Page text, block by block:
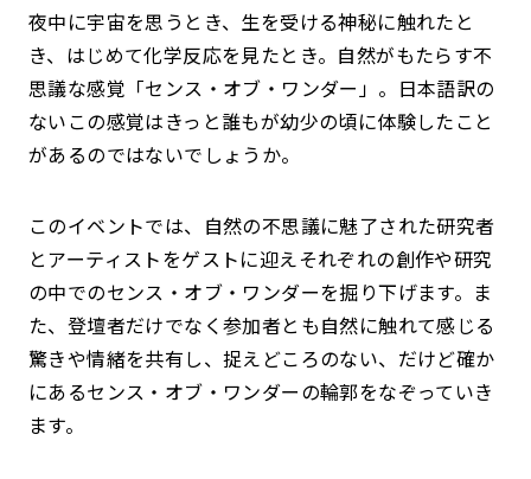
夜中に宇宙を思うとき、生を受ける神秘に触れたと
き、はじめて化学反応を見たとき。自然がもたらす不
思議な感覚「センス・オブ・ワンダー」。日本語訳の
ないこの感覚はきっと誰もが幼少の頃に体験したこと
があるのではないでしょうか。
このイベントでは、自然の不思議に魅了された研究者
とアーティストをゲストに迎えそれぞれの創作や研究
の中でのセンス・オブ・ワンダーを掘り下げます。ま
た、登壇者だけでなく参加者とも自然に触れて感じる
驚きや情緒を共有し、捉えどころのない、だけど確か
にあるセンス・オブ・ワンダーの輪郭をなぞっていき
ます。